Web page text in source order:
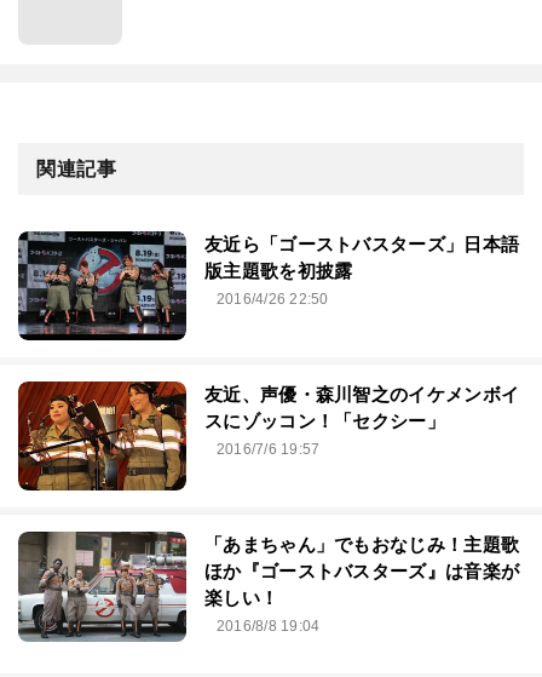
関連記事
友近ら「ゴーストバスターズ」日本語
版主題歌を初披露
2016/4/26 22:50
友近、声優・森川智之のイケメンボイ
スにゾッコン！「セクシー」
2016/7/6 19:57
「あまちゃん」でもおなじみ！主題歌
ほか『ゴーストバスターズ』は音楽が
楽しい！
2016/8/8 19:04